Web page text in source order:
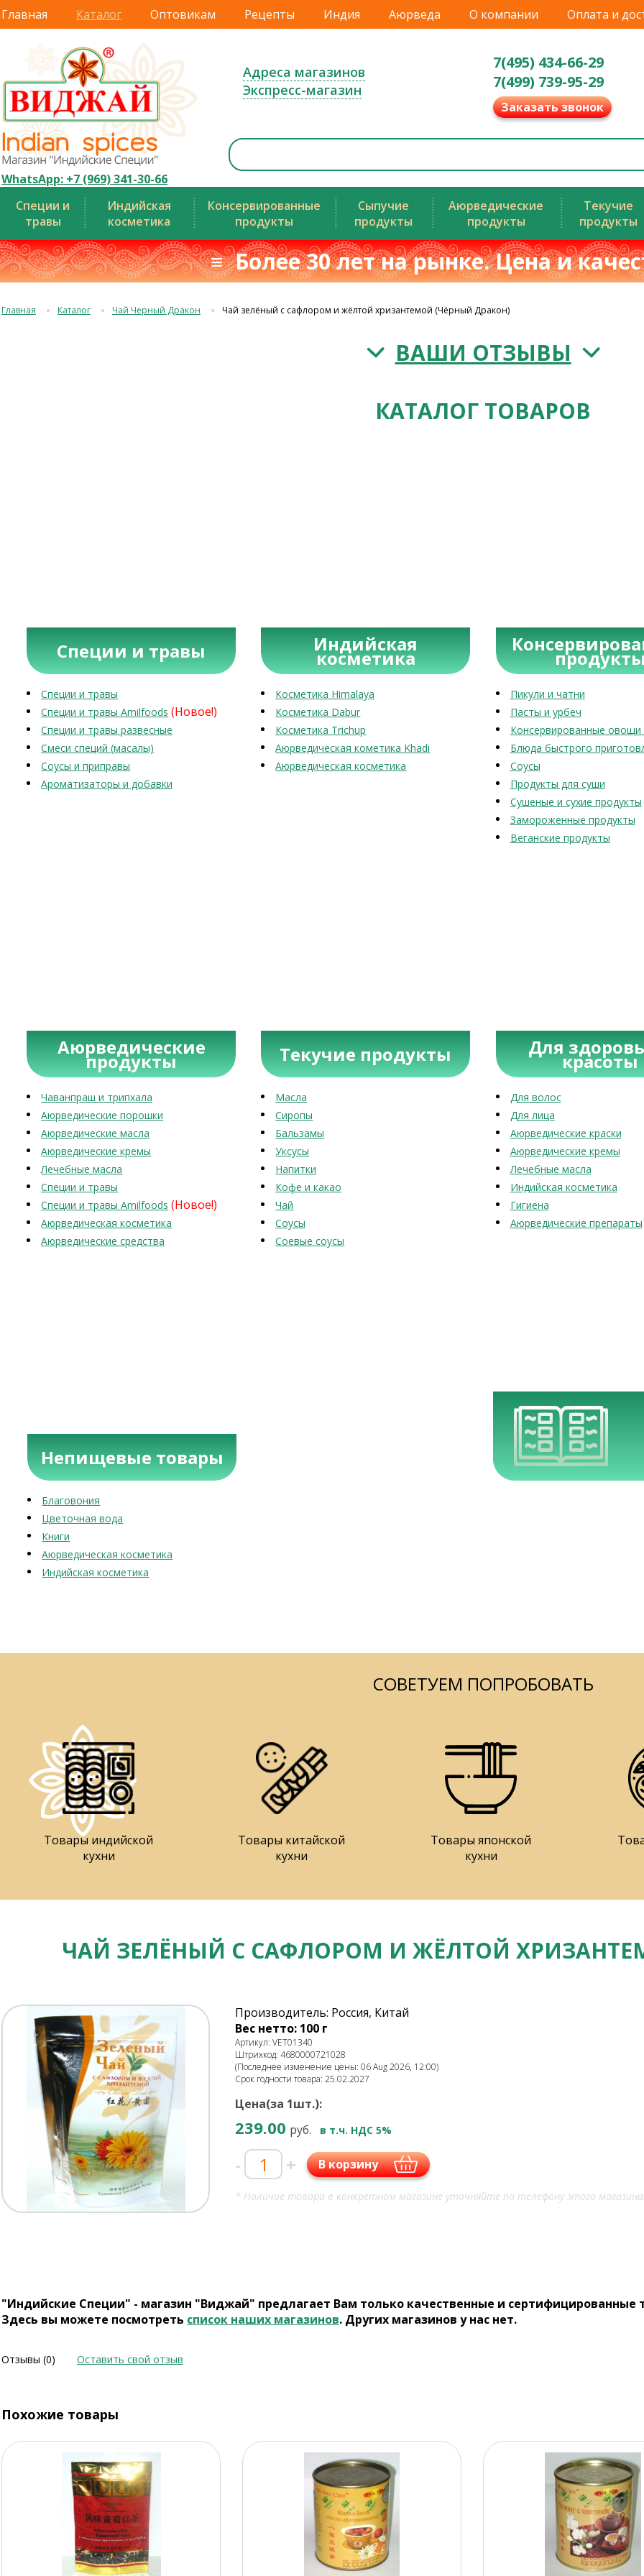
Главная Каталог Оптовикам Рецепты Индия Аюрведа О компании Оплата и
WhatsApp: +7 (969) 341-30-66
Адреса магазинов
Экспресс-магазин
7(495) 434-66-29
7(499) 739-95-29
Заказать звонок
Специи и
травы
Индийская
косметика
Консервированные
продукты
Сыпучие
продукты
Аюрведические
продукты
Текучие
продукты
≡ Более 30 лет на рынке. Цена и
Главная Каталог Чай Черный Дракон Чай зелёный с сафлором и жёлтой хризантемой (Чёрный Дракон)
ВАШИ ОТЗЫВЫ
КАТАЛОГ ТОВАРОВ
Специи и травы
Специи и травы
Специи и травы Amilfoods (Новое!)
Специи и травы развесные
Смеси специй (масалы)
Соусы и приправы
Ароматизаторы и добавки
Индийская
косметика
Косметика Himalaya
Косметика Dabur
Косметика Trichup
Аюрведическая кометика Khadi
Аюрведическая косметика
Пикули и чатни
Пасты и урбеч
Консервированные овощи
Блюда быстрого
Соусы
Продукты для суши
Сушеные и сухие продукты
Замороженные продукты
Веганские продукты
Аюрведические
продукты
Чаванпраш и трипхала
Аюрведические порошки
Аюрведические масла
Аюрведические кремы
Лечебные масла
Специи и травы
Специи и травы Amilfoods (Новое!)
Аюрведическая косметика
Аюрведические средства
Текучие продукты
Масла
Сиропы
Бальзамы
Уксусы
Напитки
Кофе и какао
Чай
Соусы
Соевые соусы
Для
красоты
Для волос
Для лица
Аюрведические краски
Аюрведические кремы
Лечебные масла
Индийская косметика
Гигиена
Аюрведические препараты
Непищевые товары
Благовония
Цветочная вода
Книги
Аюрведическая косметика
Индийская косметика
СОВЕТУЕМ ПОПРОБОВАТЬ
Товары индийской
кухни
Товары китайской
кухни
Товары японской
кухни
ЧАЙ ЗЕЛЁНЫЙ С САФЛОРОМ И ЖЁЛТОЙ
Производитель: Россия, Китай
Вес нетто: 100 г
Артикул: VET01340
Штрихкод: 4680000721028
(Последнее изменение цены: 06 Aug 2026, 12:00)
Срок годности товара: 25.02.2027
Цена(за 1шт.):
239.00 руб. в т.ч. НДС 5%
- + В корзину
* Наличие товара в конкретном магазине уточняйте по телефону этого магазина.
"Индийские Специи" - магазин "Виджай" предлагает Вам только качественные и сертифицированные
Здесь вы можете посмотреть список наших магазинов. Других магазинов у нас нет.
Отзывы (0) Оставить свой отзыв
Похожие товары